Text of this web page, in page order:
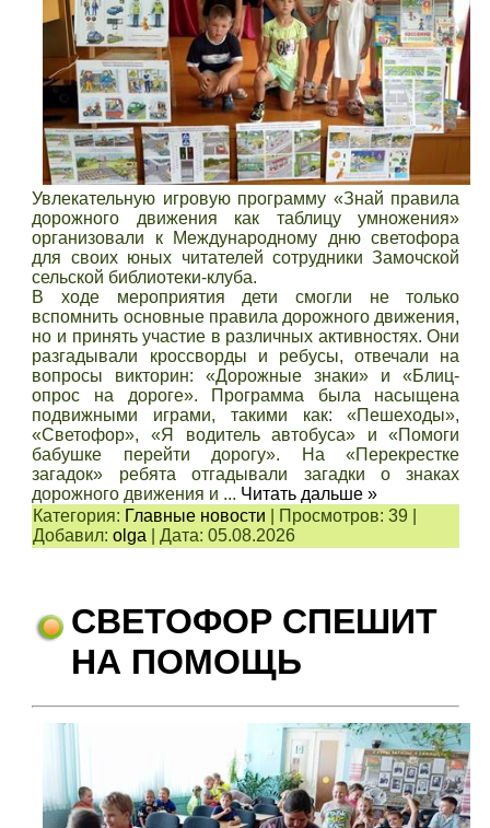
Увлекательную игровую программу «Знай правила
дорожного движения как таблицу умножения»
организовали к Международному дню светофора
для своих юных читателей сотрудники Замочской
сельской библиотеки-клуба.
В ходе мероприятия дети смогли не только
вспомнить основные правила дорожного движения,
но и принять участие в различных активностях. Они
разгадывали кроссворды и ребусы, отвечали на
вопросы викторин: «Дорожные знаки» и «Блиц-
опрос на дороге». Программа была насыщена
подвижными играми, такими как: «Пешеходы»,
«Светофор», «Я водитель автобуса» и «Помоги
бабушке перейти дорогу». На «Перекрестке
загадок» ребята отгадывали загадки о знаках
дорожного движения и ... Читать дальше »
Категория: Главные новости Просмотров: 39
Добавил: olga |Дата: 05.08.2026
СВЕТОФОР СПЕШИТ
НА ПОМОЩЬ